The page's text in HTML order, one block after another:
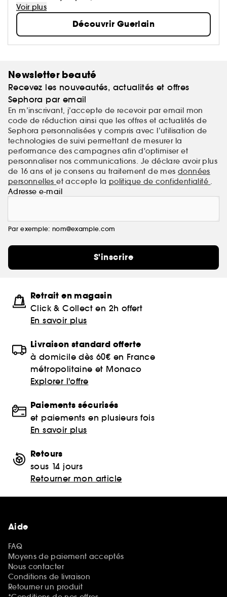
perpétués. La Culture du Beau en signature.
Voir plus
Découvrir Guerlain
Newsletter beauté
Recevez les nouveautés, actualités et offres
Sephora par email
En m’inscrivant, j’accepte de recevoir par email mon
code de réduction ainsi que les offres et actualités de
Sephora personnalisées y compris avec l’utilisation de
technologies de suivi permettant de mesurer la
performance des campagnes afin d'optimiser et
personnaliser nos communications. Je déclare avoir plus
de 16 ans et je consens au traitement de mes données
personnelleset accepte la politique de confidentialité .
Adresse e-mail
Par exemple: nom@example.com
S'inscrire
Retrait en magasin
Click & Collect en 2h offert
En savoir plus
Livraison standard offerte
à domicile dès 60€ en France
métropolitaine et Monaco
Explorer l'offre
Paiements sécurisés
et paiements en plusieurs fois
En savoir plus
Retours
sous 14 jours
Retourner mon article
Aide
FAQ
Moyens de paiement acceptés
Nous contacter
Conditions de livraison
Retourner un produit